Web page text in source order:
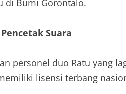
di Bumi Gorontalo.
Suara
personel duo Ratu yang
lisensi terbang